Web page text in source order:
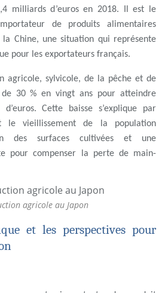
milliards d’euros en 2018. Il est le
de produits alimentaires
la Chine, une situation qui représente
pour les exportateurs français.
agricole, sylvicole, de la pêche et de
de 30 % en vingt ans pour atteindre
Cette baisse s’explique par
le vieillissement de la population
des surfaces cultivées et une
pour compenser la perte de main-
agricole au Japon
et les perspectives pour